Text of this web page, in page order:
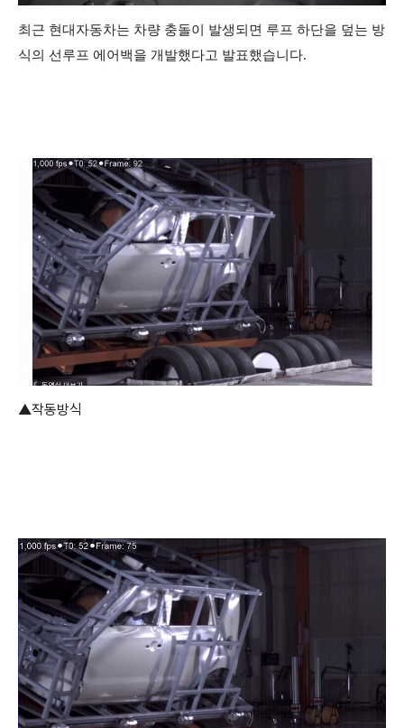
최근 현대자동차는 차량 충돌이 발생되면 루프 하단을 덮는 방
식의 선루프 에어백을 개발했다고 발표했습니다.
▲작동방식